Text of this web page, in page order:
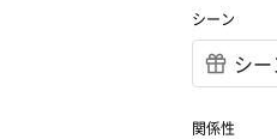
シーン
関係性